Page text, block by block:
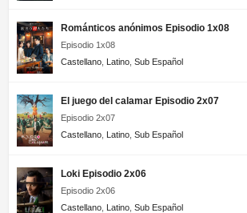
Románticos anónimos Episodio 1x08
Episodio 1x08
Castellano Latino Sub Español
El juego del calamar Episodio 2x07
Episodio 2x07
Castellano Latino Sub Español
Loki Episodio 2x06
Episodio 2x06
Castellano Latino Sub Español